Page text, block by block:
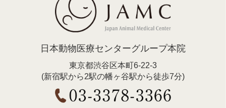
日本動物医療センターグループ本院
東京都渋谷区本町6-22-3
(新宿駅から2駅の幡ヶ谷駅から徒歩7分)